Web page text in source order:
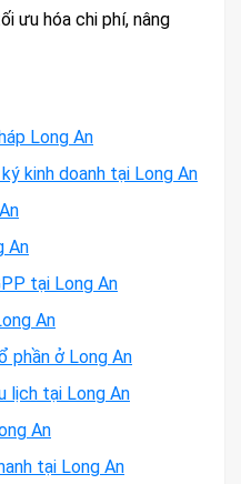
ưu hóa chi phí, nâng
Long An
kinh doanh tại Long An
An
tại Long An
An
phần ở Long An
lịch tại Long An
An
tại Long An